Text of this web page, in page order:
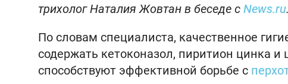
трихолог Наталия Жовтан в беседе с News.ru.
По словам специалиста, качественное
содержать кетоконазол, пиритион цинка
способствуют эффективной борьбе с